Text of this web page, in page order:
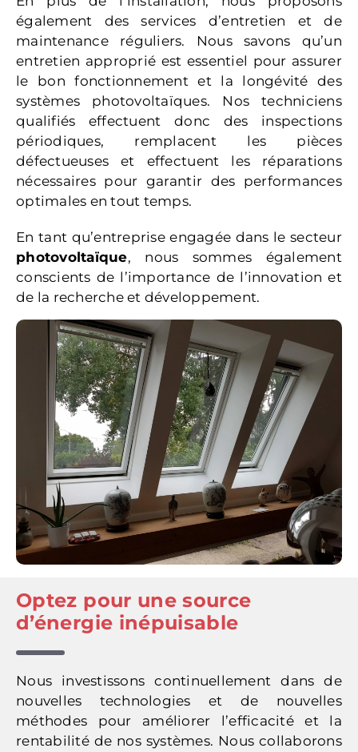
également des services d’entretien et de
maintenance réguliers. Nous savons qu’un
entretien approprié est essentiel pour assurer
le bon fonctionnement et la longévité des
systèmes photovoltaïques. Nos techniciens
qualifiés effectuent donc des inspections
périodiques, remplacent les pièces
défectueuses et effectuent les réparations
nécessaires pour garantir des performances
optimales en tout temps.
En tant qu’entreprise engagée dans le secteur
photovoltaïque, nous sommes également
conscients de l’importance de l’innovation et
de la recherche et développement.
Optez pour une source
d’énergie inépuisable
Nous investissons continuellement dans de
nouvelles technologies et de nouvelles
méthodes pour améliorer l’efficacité et la
rentabilité de nos systèmes. Nous collaborons